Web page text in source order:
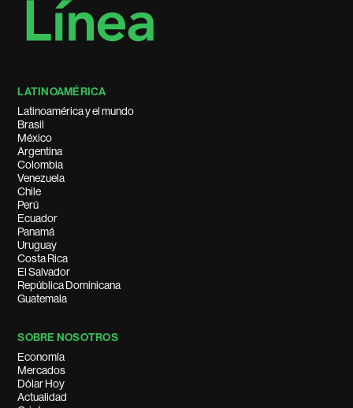
LATINOAMÉRICA
Latinoamérica y el mundo
Brasil
México
Argentina
Colombia
Venezuela
Chile
Perú
Ecuador
Panamá
Uruguay
Costa Rica
El Salvador
República Dominicana
Guatemala
SOBRE NOSOTROS
Economía
Mercados
Dólar Hoy
Actualidad